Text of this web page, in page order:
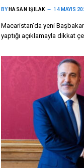
BY HASAN IŞILAK 14 MAYIS
Macaristan’da yeni
yaptığı açıklamayla dikkat